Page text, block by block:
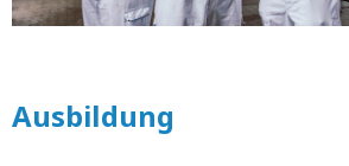
Ausbildung